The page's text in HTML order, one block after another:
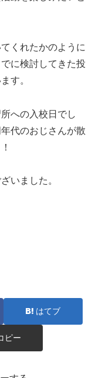
くれたかのように
に検討してきた投
す。
への入校日でし
代のおじさんが散
いました。
はてブ
ピー